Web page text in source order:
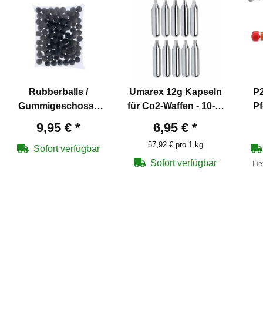
Rubberballs /
Gummigeschosse
Stück
9,95 € *
Sofort verfügbar
Umarex 12g Kapseln
für Co2-Waffen - 10-er
6,95 € *
57,92 € pro 1 kg
Sofort verfügbar